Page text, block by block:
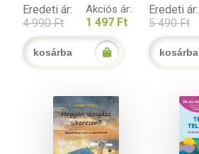
Eredeti ár:
4 990 Ft
Akciós ár:
1 497 Ft
kosárba
Eredeti ár:
5 490 Ft
kosárba